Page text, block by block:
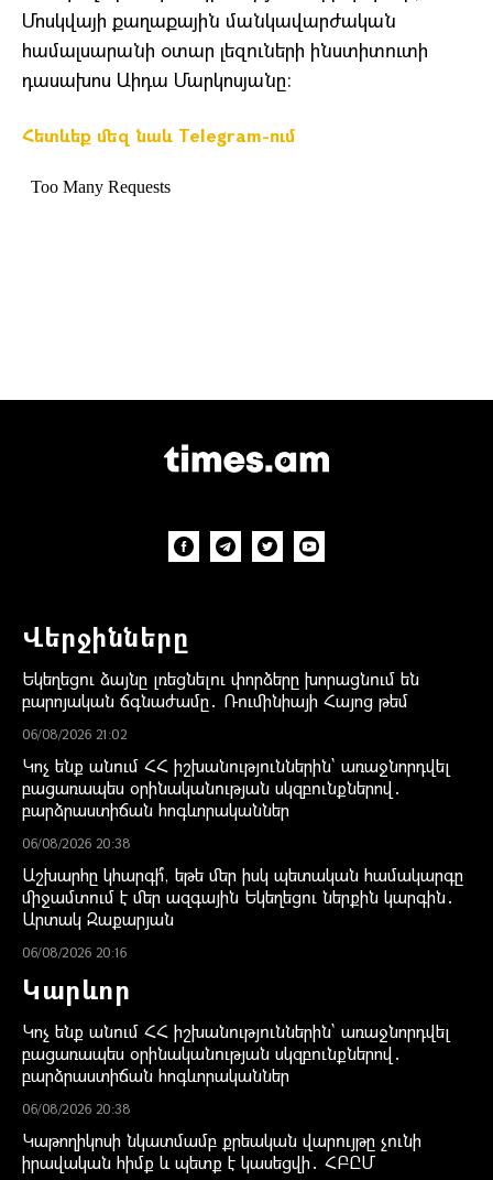
Մոսկվայի քաղաքային մանկավարժական
համալսարանի օտար լեզուների ինստիտուտի
դասախոս Աիդա Մարկոսյանը:
Հետևեք մեզ նաև Telegram-ում
Վերջինները
Եկեղեցու ձայնը լռեցնելու փորձերը խորացնում են
բարոյական ճգնաժամը․ Ռումինիայի Հայոց թեմ
06/08/2026 21:02
Կոչ ենք անում ՀՀ իշխանություններին` առաջնորդվել
բացառապես օրինականության սկզբունքներով․
բարձրաստիճան հոգևորականներ
06/08/2026 20:38
Աշխարհը կհարգի՞, եթե մեր իսկ պետական համակարգը
միջամտում է մեր ազգային Եկեղեցու ներքին կարգին․
Արտակ Զաքարյան
06/08/2026 20:16
Կարևոր
Կոչ ենք անում ՀՀ իշխանություններին` առաջնորդվել
բացառապես օրինականության սկզբունքներով․
բարձրաստիճան հոգևորականներ
06/08/2026 20:38
Կաթողիկոսի նկատմամբ քրեական վարույթը չունի
իրավական հիմք և պետք է կասեցվի․ ՀԲԸՄ